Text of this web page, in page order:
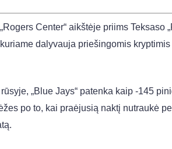
Center“ aikštėje priims
dalyvauja priešingomis
„Blue Jays“ patenka kaip -145
po to, kai praėjusią naktį nutraukė